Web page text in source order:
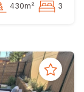
430m² 3